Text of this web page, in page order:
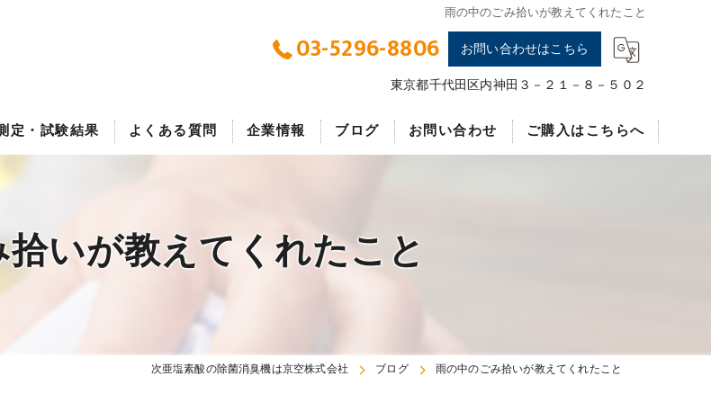
雨の中のごみ拾いが教えてくれたこと
03-5296-8806
お問い合わせはこちら
東京都千代田区内神田３－２１－８－５０２
定・試験結果 よくある質問 企業情報 ブログ お問い合わせ ご購入はこちらへ
いが教えてくれたこと
次亜塩素酸の除菌消臭機は京空株式会社 ブログ 雨の中のごみ拾いが教えてくれたこと